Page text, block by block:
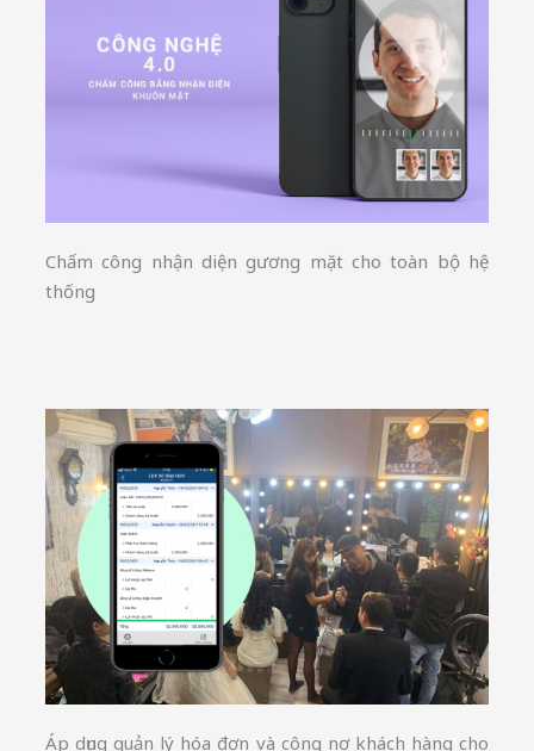
Chấm công nhận diện gương mặt cho toàn bộ hệ
thống
Áp dụng quản lý hóa đơn và công nợ khách hàng cho